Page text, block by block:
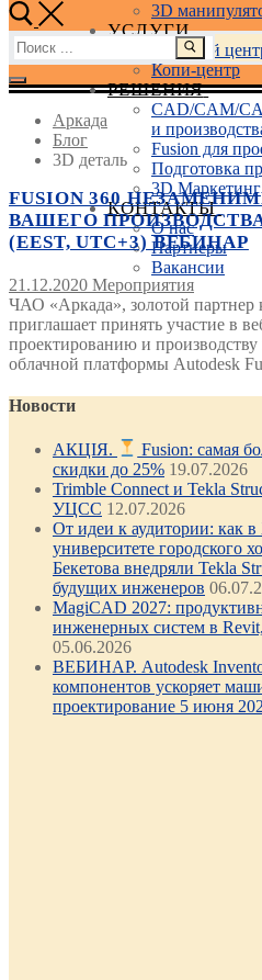
3D
УСЛУГИ
Учебный
Копи-центр
РЕШЕНИЯ
CAD/CAM/
и
Fusion для
Подготовка
3D Маркетинг
КОНТАКТЫ
О нас
Партнеры
Вакансии
Найти:
Аркада
Блог
3D деталь
FUSION 360
ВАШЕГО
(EEST, UTC+3) ВЕБИНАР
21.12.2020 Мероприятия
ЧАО «Аркада», золотой партнер
приглашает принять участие в
проектированию и
облачной платформы Autodesk
Новости
АКЦІЯ.
Fusion: самая
скидки до 25% 19.07.2026
Trimble Connect и Tekla
УЦСС 12.07.2026
От идеи к аудитории: как
университете городского
Бекетова внедряли Tekla
будущих инженеров
MagiCAD 2027:
инженерных систем в
05.06.2026
ВЕБИНАР. Autodesk
компонентов ускоряет
проектирование 5 июня